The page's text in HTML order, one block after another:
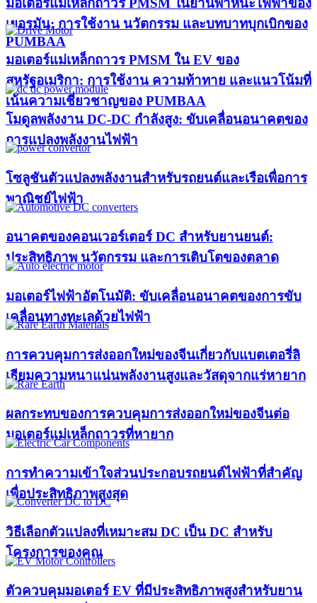
มอเตอร์แม่เหล็กถาวร PMSM ในยานพาหนะไฟฟ้าของ
เยอรมัน: การใช้งาน นวัตกรรม และบทบาทบุกเบิกของ
PUMBAA​
มอเตอร์แม่เหล็กถาวร PMSM ใน EV ของ
สหรัฐอเมริกา: การใช้งาน ความท้าทาย และแนวโน้มที่
เน้นความเชี่ยวชาญของ PUMBAA​
โมดูลพลังงาน DC-DC กำลังสูง: ขับเคลื่อนอนาคตของ
การแปลงพลังงานไฟฟ้า
โซลูชันตัวแปลงพลังงานสำหรับรถยนต์และเรือเพื่อการ
พาณิชย์ไฟฟ้า
อนาคตของคอนเวอร์เตอร์ DC สำหรับยานยนต์:
ประสิทธิภาพ นวัตกรรม และการเติบโตของตลาด
มอเตอร์ไฟฟ้าอัตโนมัติ: ขับเคลื่อนอนาคตของการขับ
เคลื่อนทางทะเลด้วยไฟฟ้า
การควบคุมการส่งออกใหม่ของจีนเกี่ยวกับแบตเตอรี่ลิ
เธียมความหนาแน่นพลังงานสูงและวัสดุจากแร่หายาก
ผลกระทบของการควบคุมการส่งออกใหม่ของจีนต่อ
มอเตอร์แม่เหล็กถาวรที่หายาก
การทำความเข้าใจส่วนประกอบรถยนต์ไฟฟ้าที่สำคัญ
เพื่อประสิทธิภาพสูงสุด
วิธีเลือกตัวแปลงที่เหมาะสม DC เป็น DC สำหรับ
โครงการของคุณ
ตัวควบคุมมอเตอร์ EV ที่มีประสิทธิภาพสูงสำหรับยาน